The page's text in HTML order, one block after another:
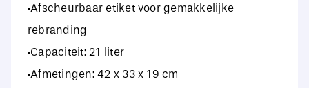
·Afscheurbaar etiket voor gemakkelijke
rebranding
·Capaciteit: 21 liter
·Afmetingen: 42 x 33 x 19 cm